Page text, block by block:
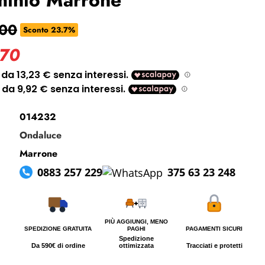
perso la password?
Sconto 23.7%
014232
Ondaluce
Marrone
0883 257 229 375 63 23 248
SPEDIZIONE GRATUITA
Da 590€ di ordine
PIÙ AGGIUNGI, MENO
PAGHI
Spedizione
ottimizzata
PAGAMENTI SICURI
Tracciati e protetti